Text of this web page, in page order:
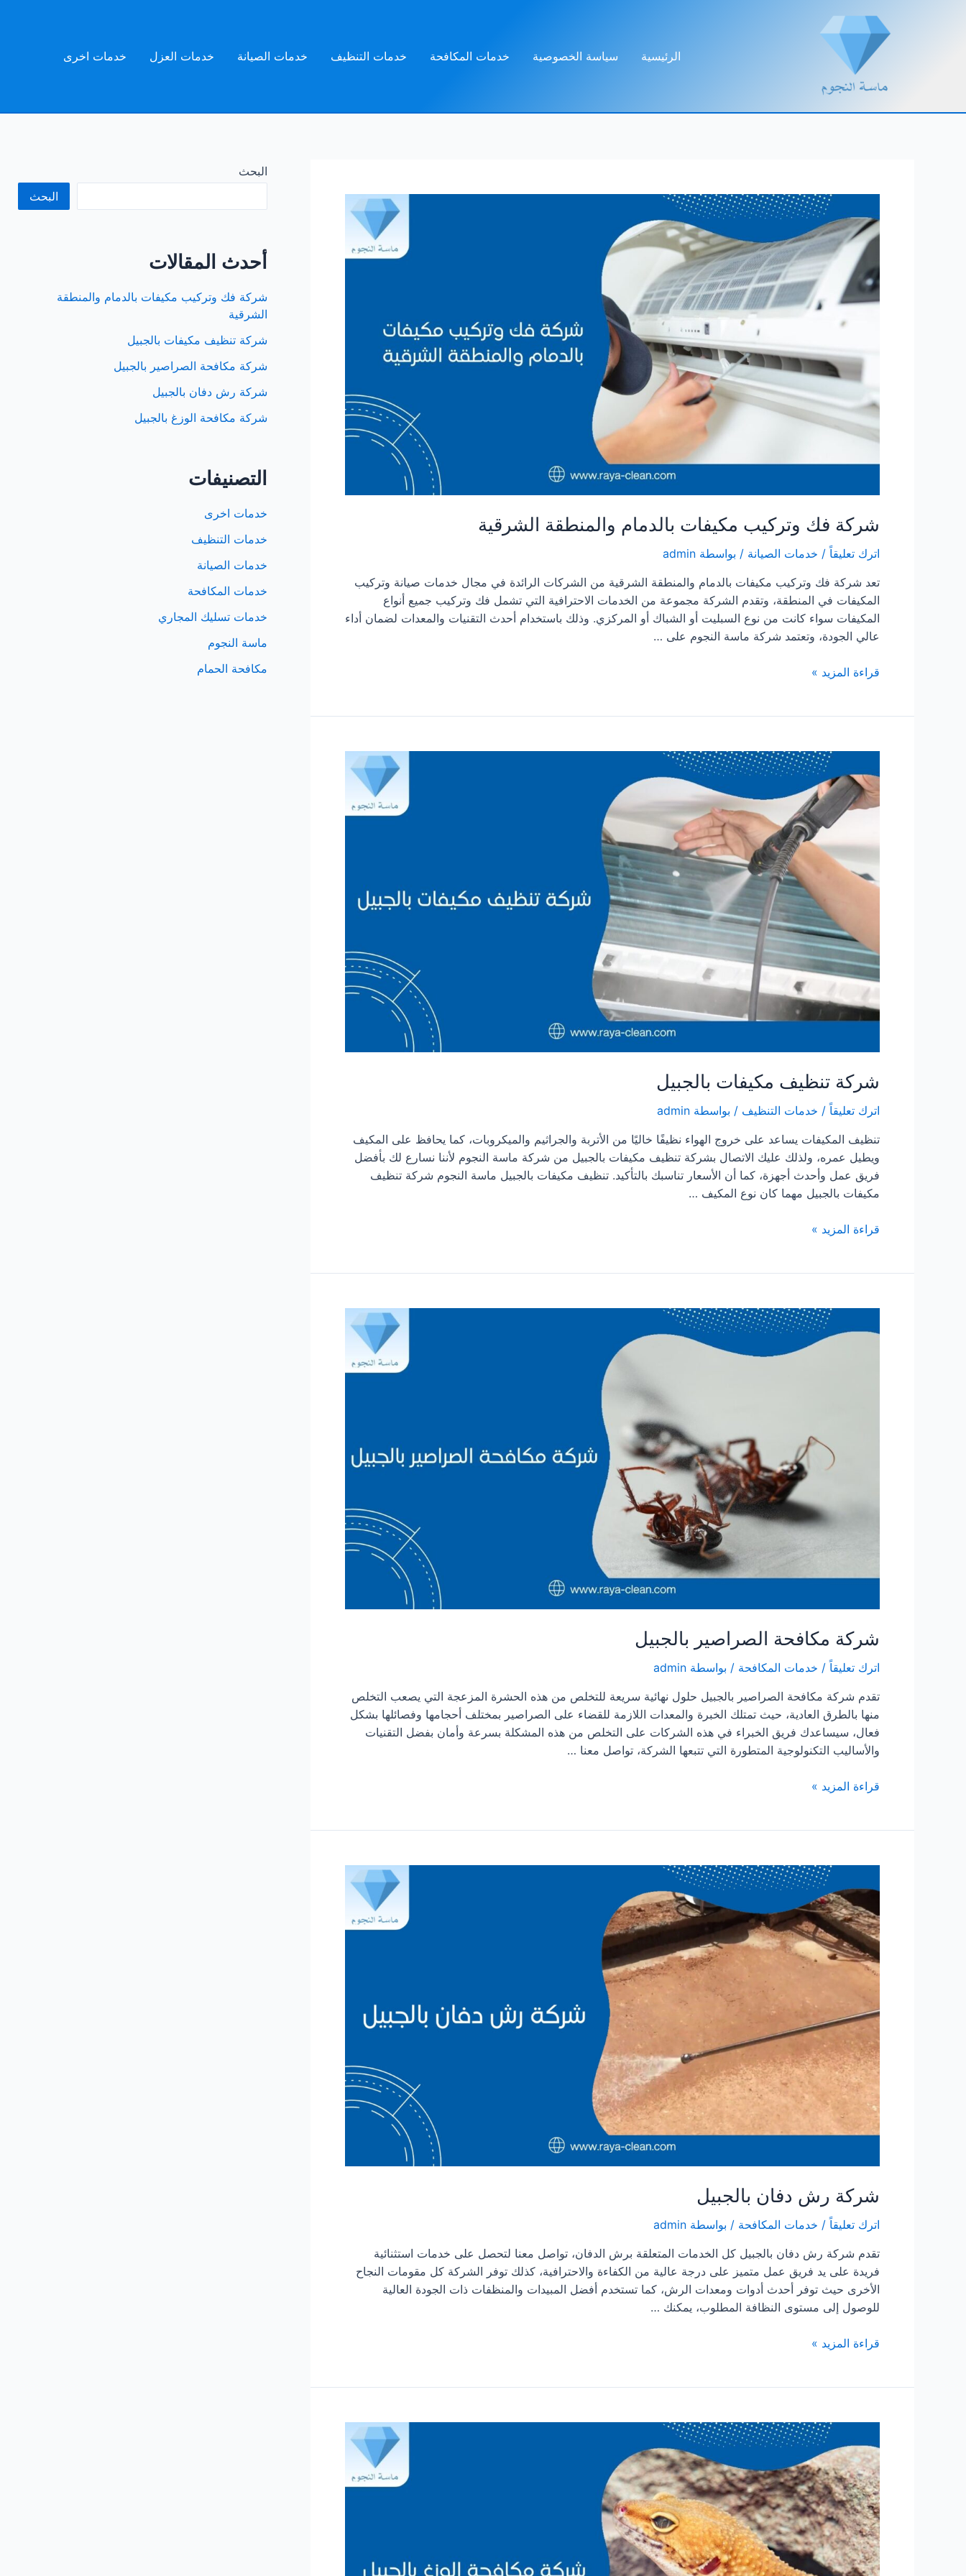
الرئيسية
سياسة الخصوصية خدمات المكافحة خدمات التنظيف خدمات الصيانة خدمات العزل خدمات اخرى
شركة فك وتركيب مكيفات بالدمام والمنطقة الشرقية
اترك تعليقاً / خدمات الصيانة / بواسطة admin
تعد شركة فك وتركيب مكيفات بالدمام والمنطقة الشرقية من الشركات الرائدة في مجال خدمات صيانة وتركيب
المكيفات في المنطقة، وتقدم الشركة مجموعة من الخدمات الاحترافية التي تشمل فك وتركيب جميع أنواع
المكيفات سواء كانت من نوع السبليت أو الشباك أو المركزي. وذلك باستخدام أحدث التقنيات والمعدات لضمان أداء
عالي الجودة، وتعتمد شركة ماسة النجوم على …
شركة
الشرقية
قراءة المزيد »
شركة تنظيف مكيفات بالجبيل
اترك تعليقاً / خدمات التنظيف / بواسطة admin
تنظيف المكيفات يساعد على خروج الهواء نظيفًا خاليًا من الأتربة والجراثيم والميكروبات، كما يحافظ على المكيف
ويطيل عمره، ولذلك عليك الاتصال بشركة تنظيف مكيفات بالجبيل من شركة ماسة النجوم لأننا نسارع لك بأفضل
فريق عمل وأحدث أجهزة، كما أن الأسعار تناسبك بالتأكيد. تنظيف مكيفات بالجبيل ماسة النجوم شركة تنظيف
مكيفات بالجبيل مهما كان نوع المكيف …
شركة
قراءة المزيد »
شركة مكافحة الصراصير بالجبيل
اترك تعليقاً / خدمات المكافحة / بواسطة admin
تقدم شركة مكافحة الصراصير بالجبيل حلول نهائية سريعة للتخلص من هذه الحشرة المزعجة التي يصعب التخلص
منها بالطرق العادية، حيث تمتلك الخبرة والمعدات اللازمة للقضاء على الصراصير بمختلف أحجامها وفصائلها بشكل
فعال، سيساعدك فريق الخبراء في هذه الشركات على التخلص من هذه المشكلة بسرعة وأمان بفضل التقنيات
والأساليب التكنولوجية المتطورة التي تتبعها الشركة، تواصل معنا …
شركة
قراءة المزيد »
شركة رش دفان بالجبيل
اترك تعليقاً / خدمات المكافحة / بواسطة admin
تقدم شركة رش دفان بالجبيل كل الخدمات المتعلقة برش الدفان، تواصل معنا لتحصل على خدمات استثنائية
فريدة على يد فريق عمل متميز على درجة عالية من الكفاءة والاحترافية، كذلك توفر الشركة كل مقومات النجاح
الأخرى حيث توفر أحدث أدوات ومعدات الرش، كما تستخدم أفضل المبيدات والمنظفات ذات الجودة العالية
للوصول إلى مستوى النظافة المطلوب، يمكنك …
شركة
قراءة المزيد »
البحث
البحث
أحدث المقالات
شركة فك وتركيب مكيفات بالدمام والمنطقة
الشرقية
شركة تنظيف مكيفات بالجبيل
شركة مكافحة الصراصير بالجبيل
شركة رش دفان بالجبيل
شركة مكافحة الوزغ بالجبيل
التصنيفات
خدمات اخرى
خدمات التنظيف
خدمات الصيانة
خدمات المكافحة
خدمات تسليك المجاري
ماسة النجوم
مكافحة الحمام